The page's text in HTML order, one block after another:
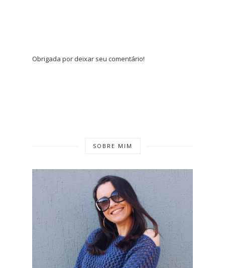
Obrigada por deixar seu comentário!
SOBRE MIM